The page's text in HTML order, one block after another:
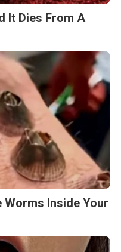
It Dies From A
Worms Inside Your